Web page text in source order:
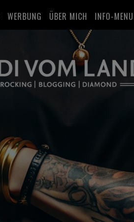
WERBUNG ÜBER MICH INFO-